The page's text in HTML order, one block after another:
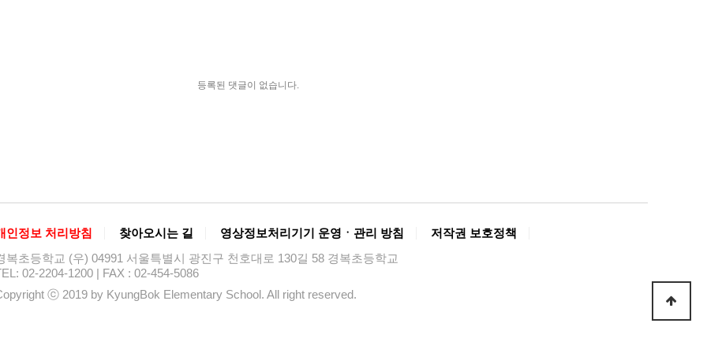
등록된 댓글이 없습니다.
인정보 처리방침 찾아오시는 길 영상정보처리기기 운영ㆍ관리 방침
저작권 보호정책
복초등학교 (우) 04991 서울특별시 광진구 천호대로 130길 58 경복초등학교
02-2204-1200 | FAX : 02-454-5086
ⓒ 2019 by KyungBok Elementary School. All right reserved.